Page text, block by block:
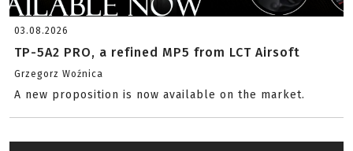
03.08.2026
TP-5A2 PRO, a refined MP5 from LCT Airsoft
Grzegorz Woźnica
A new proposition is now available on the market.